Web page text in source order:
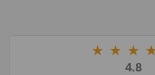
★ ★ ★
4.8